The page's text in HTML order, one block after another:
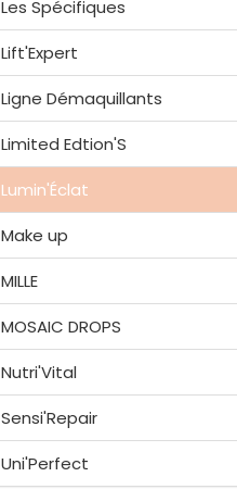
Les Spécifiques
Lift'Expert
Ligne Démaquillants
Limited Edtion'S
Lumin'Éclat
Make up
MILLE
MOSAIC DROPS
Nutri'Vital
Sensi'Repair
Uni'Perfect